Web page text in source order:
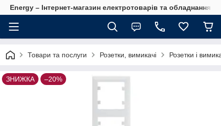
Energy – Інтернет-магазин електротоварів та обладнання
Товари та послуги Розетки, вимикачі Розетки і
ЗНИЖКА –20%